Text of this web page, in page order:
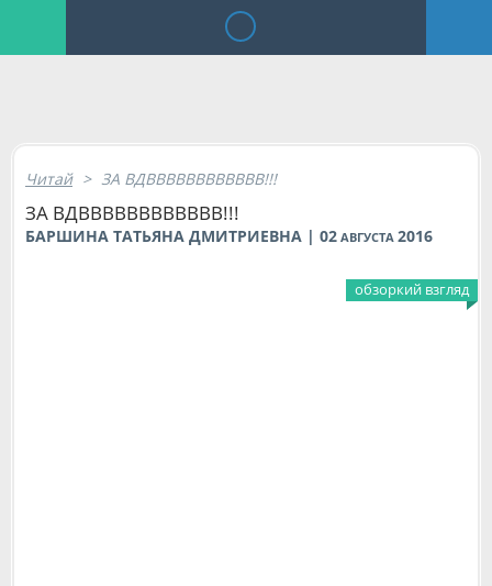
Читай > ЗА ВДВВВВВВВВВВВВ!!!
ЗА ВДВВВВВВВВВВВВ!!!
БАРШИНА ТАТЬЯНА ДМИТРИЕВНА | 02 АВГУСТА 2016
обзоркий взгляд